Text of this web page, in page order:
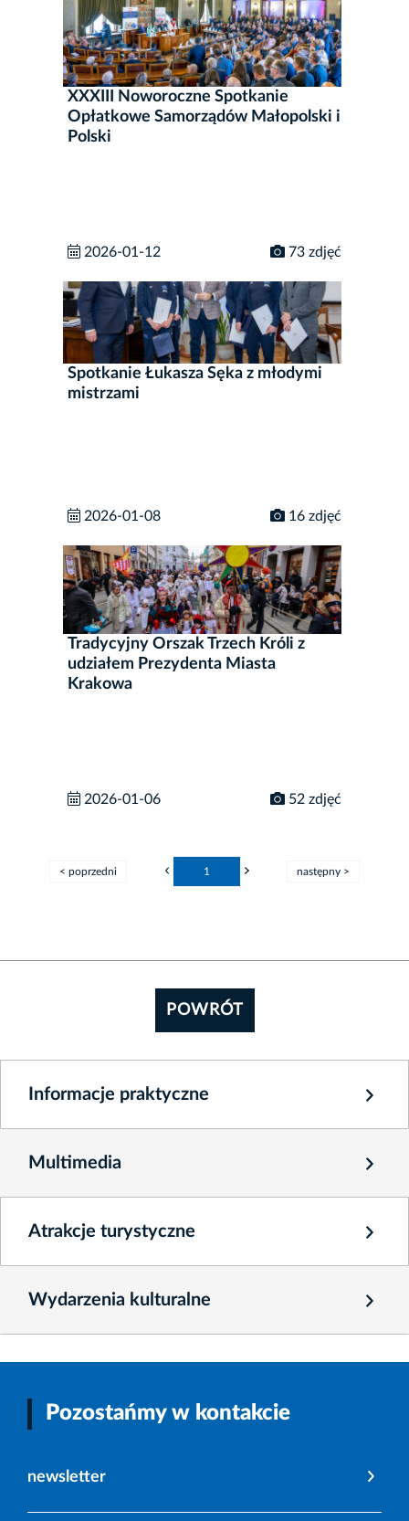
XXXIII Noworoczne Spotkanie
Opłatkowe Samorządów Małopolski i
Polski
2026-01-12 73 zdjęć
Spotkanie Łukasza Sęka z młodymi
mistrzami
2026-01-08 16 zdjęć
Tradycyjny Orszak Trzech Króli z
udziałem Prezydenta Miasta
Krakowa
2026-01-06 52 zdjęć
< poprzedni 1 następny >
POWRÓT
Informacje praktyczne
Multimedia
Atrakcje turystyczne
Wydarzenia kulturalne
Pozostańmy w kontakcie
newsletter